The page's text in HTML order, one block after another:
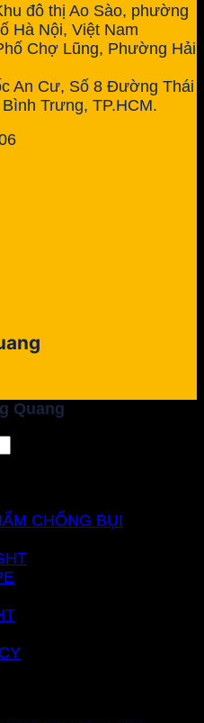
đô thị Ao Sào, phường
Hà Nội, Việt Nam
Chợ Lũng, Phường Hải
An Cư, Số 8 Đường Thái
Trưng, TP.HCM.
Quang
CHỐNG BỤI